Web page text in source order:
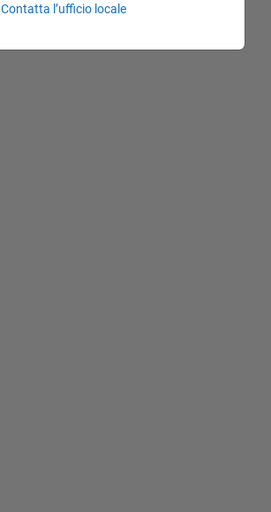
Contatta l’ufficio locale